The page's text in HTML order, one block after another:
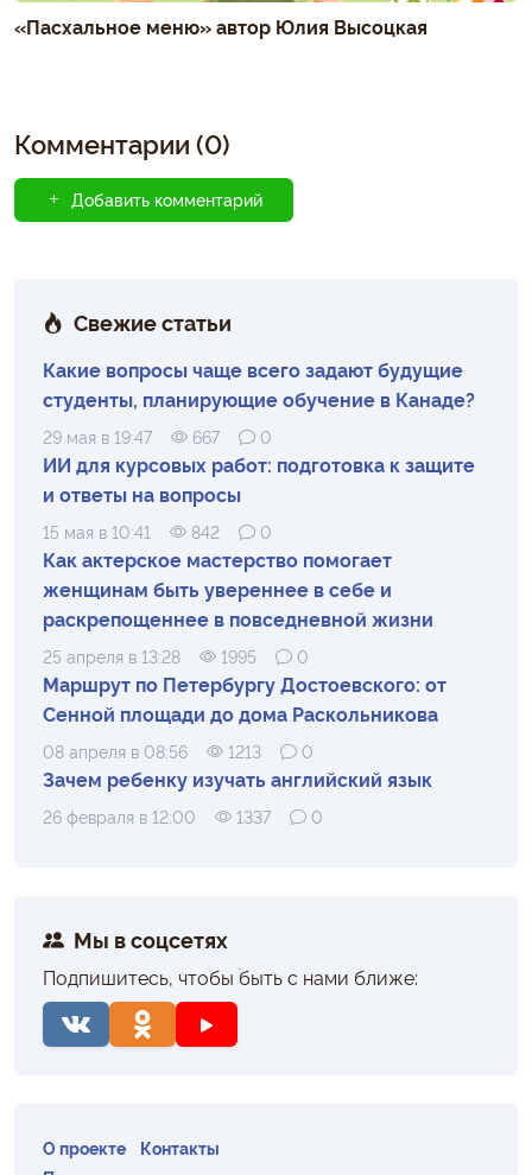
«Пасхальное меню» автор Юлия Высоцкая
Комментарии (0)
Добавить комментарий
Свежие статьи
Какие вопросы чаще всего задают будущие
студенты, планирующие обучение в Канаде?
29 мая в 19:47 667 0
ИИ для курсовых работ: подготовка к защите
и ответы на вопросы
15 мая в 10:41 842 0
Как актерское мастерство помогает
женщинам быть увереннее в себе и
раскрепощеннее в повседневной жизни
25 апреля в 13:28 1995 0
Маршрут по Петербургу Достоевского: от
Сенной площади до дома Раскольникова
08 апреля в 08:56 1213 0
Зачем ребенку изучать английский язык
26 февраля в 12:00 1337 0
Мы в соцсетях
Подпишитесь, чтобы быть с нами ближе:
О проекте
Контакты